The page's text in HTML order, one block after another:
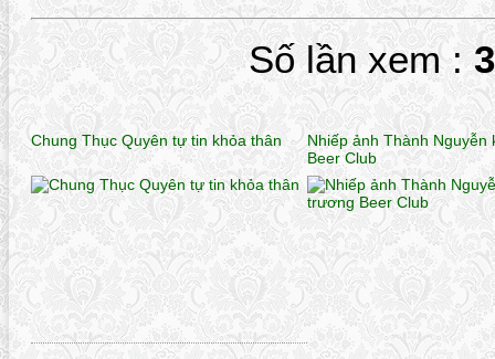
Số lần xem :
Chung Thục Quyên tự tin khỏa thân
Nhiếp ảnh Thành Nguyễn
Beer Club